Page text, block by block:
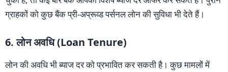
ग्राहकों को कुछ बैंक प्री-अप्रूव्ड पर्सनल लोन की सुविधा भी देते हैं।
6. लोन अवधि (Loan Tenure)
लोन की अवधि भी ब्याज दर को प्रभावित कर सकती है। कुछ मामलों में